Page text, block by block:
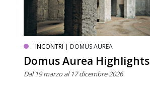
INCONTRI | DOMUS AUREA
Domus Aurea Highlights
Dal 19 marzo al 17 dicembre 2026